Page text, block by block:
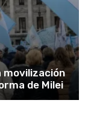
movilización
de Milei